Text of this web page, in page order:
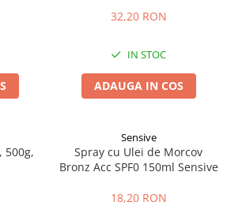
32,20 RON
IN STOC
ADAUGA IN COS
500g,
Sensive
Spray cu Ulei de Morcov
Bronz Acc SPF0 150ml Sensive
18,20 RON